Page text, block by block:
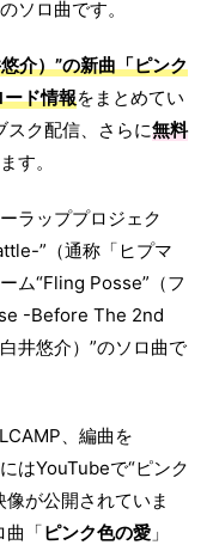
ソロ曲です。
介）”の新曲「ピンク
ド情報をまとめてい
スク配信、さらに無料
す。
ラッププロジェク
”（通称「ヒプマ
ム“Fling Posse”（フ
-Before The 2nd
井悠介）”のソロ曲で
、編曲を
はYouTubeで“ピンク
が公開されていま
曲「ピンク色の愛 」